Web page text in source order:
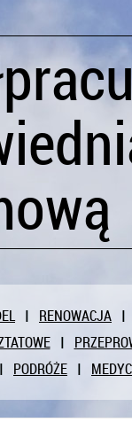
RENOWACJA
PODRÓŻE